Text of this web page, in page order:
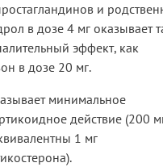
и
в дозе 4 мг оказывает
эффект, как
в дозе 20 мг.
минимальное
действие (200
1 мг